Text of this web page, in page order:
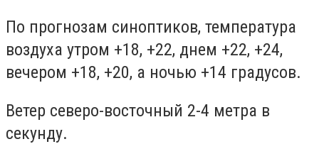
По прогнозам синоптиков, температура
воздуха утром +18, +22, днем +22, +24,
вечером +18, +20, а ночью +14 градусов.
Ветер северо-восточный 2-4 метра в
секунду.